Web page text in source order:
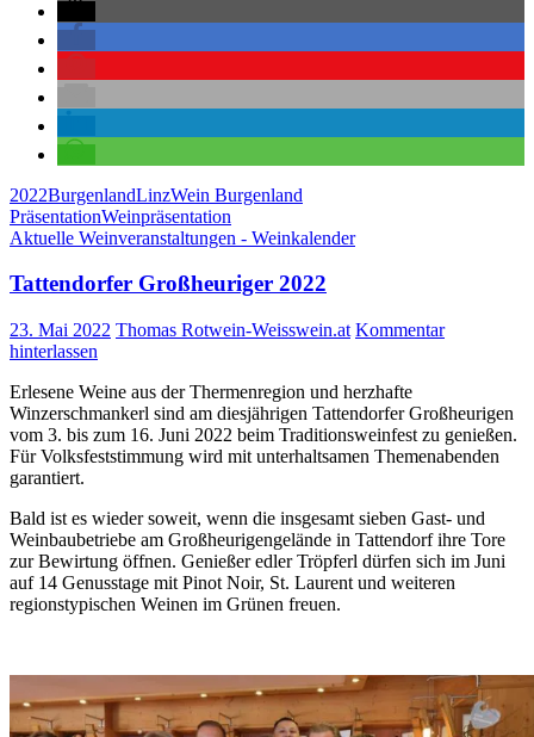
2022BurgenlandLinzWein Burgenland
PräsentationWeinpräsentation
Aktuelle Weinveranstaltungen - Weinkalender
Tattendorfer Großheuriger 2022
23. Mai 2022 Thomas Rotwein-Weisswein.at Kommentar
hinterlassen
Erlesene Weine aus der Thermenregion und herzhafte
Winzerschmankerl sind am diesjährigen Tattendorfer Großheurigen
vom 3. bis zum 16. Juni 2022 beim Traditionsweinfest zu genießen.
Für Volksfeststimmung wird mit unterhaltsamen Themenabenden
garantiert.
Bald ist es wieder soweit, wenn die insgesamt sieben Gast- und
Weinbaubetriebe am Großheurigengelände in Tattendorf ihre Tore
zur Bewirtung öffnen. Genießer edler Tröpferl dürfen sich im Juni
auf 14 Genusstage mit Pinot Noir, St. Laurent und weiteren
regionstypischen Weinen im Grünen freuen.